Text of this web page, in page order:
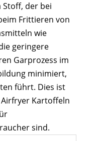
der bei
Frittieren von
wie
geringere
Garprozess im
minimiert,
führt. Dies ist
Kartoffeln
sind.